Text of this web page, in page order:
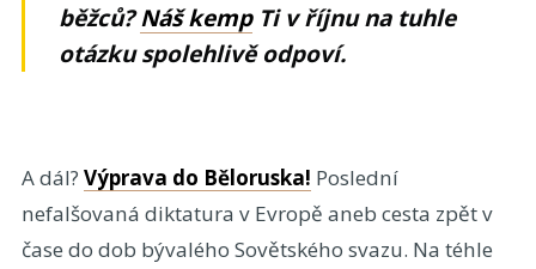
běžců?Náš kempTi v říjnu na tuhle
otázku spolehlivě odpoví.
A dál? Výprava do Běloruska! Poslední
nefalšovaná diktatura v Evropě aneb cesta zpět v
čase do dob bývalého Sovětského svazu. Na téhle